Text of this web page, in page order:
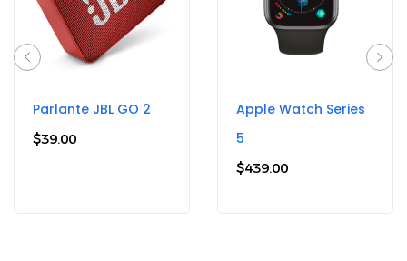
Parlante JBL GO 2
$39.00
Apple Watch Series
5
$439.00